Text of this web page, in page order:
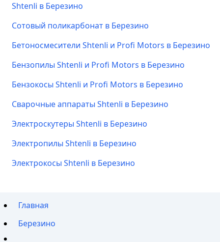
Shtenli в Березино
Сотовый поликарбонат в Березино
Бетоносмесители Shtenli и Profi Motors в Березино
Бензопилы Shtenli и Profi Motors в Березино
Бензокосы Shtenli и Profi Motors в Березино
Сварочные аппараты Shtenli в Березино
Электроскутеры Shtenli в Березино
Электропилы Shtenli в Березино
Электрокосы Shtenli в Березино
Главная
Березино